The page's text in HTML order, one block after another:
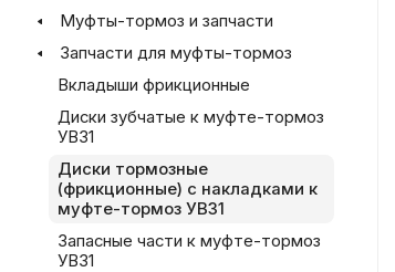
Муфты-тормоз и запчасти
Запчасти для муфты-тормоз
Вкладыши фрикционные
Диски зубчатые к муфте-тормоз
УВ31
Диски тормозные
(фрикционные) с накладками к
муфте-тормоз УВ31
Запасные части к муфте-тормоз
УВ31